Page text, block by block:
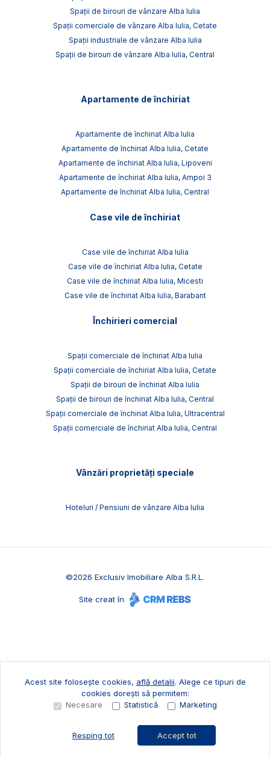
Sună acum Solicită vizionare
Spații de birouri de vânzare Alba Iulia
Spații comerciale de vânzare Alba Iulia, Cetate
Spații industriale de vânzare Alba Iulia
Spații de birouri de vânzare Alba Iulia, Central
Apartamente de închiriat
Apartamente de închiriat Alba Iulia
Apartamente de închiriat Alba Iulia, Cetate
Apartamente de închiriat Alba Iulia, Lipoveni
Apartamente de închiriat Alba Iulia, Ampoi 3
Apartamente de închiriat Alba Iulia, Central
Case vile de închiriat
Case vile de închiriat Alba Iulia
Case vile de închiriat Alba Iulia, Cetate
Case vile de închiriat Alba Iulia, Micesti
Case vile de închiriat Alba Iulia, Barabant
Închirieri comercial
Spații comerciale de închiriat Alba Iulia
Spații comerciale de închiriat Alba Iulia, Cetate
Spații de birouri de închiriat Alba Iulia
Spații de birouri de închiriat Alba Iulia, Central
Spații comerciale de închiriat Alba Iulia, Ultracentral
Spații comerciale de închiriat Alba Iulia, Central
Vânzări proprietăți speciale
Hoteluri / Pensiuni de vânzare Alba Iulia
©2026 Exclusiv Imobiliare Alba S.R.L.
Site creat în
Acest site folosește cookies, află detalii. Alege ce tipuri de
cookies dorești să permitem:
Necesare
Statistică Marketing
Resping tot Accept tot